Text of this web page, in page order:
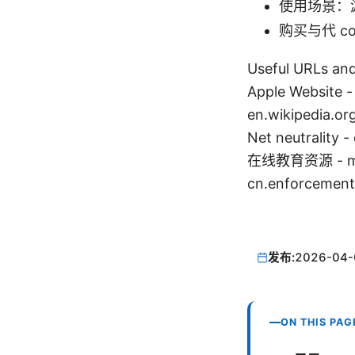
使用场景：
购买与代
Useful URLs
Apple Website
Net neutrality -
在线教育资源 -
发布:2026-
ON THIS